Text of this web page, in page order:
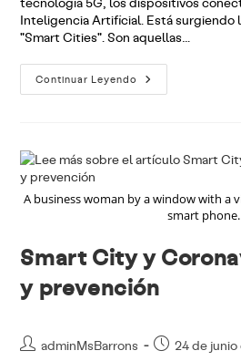
Inteligencia Artificial. Está surgiendo
"Smart Cities". Son aquellas…
Continuar Leyendo 5G
Y
A business woman by a window with a
smart phone.
Smart City y
y prevención
AutoradminMsBarrons
Publicación
24 de